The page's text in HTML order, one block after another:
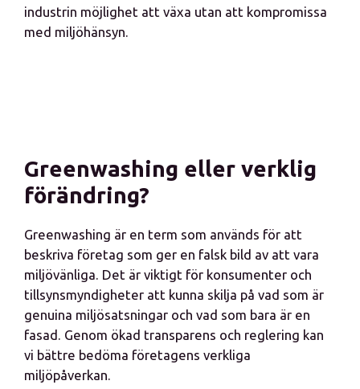
industrin möjlighet att växa utan att kompromissa
med miljöhänsyn.
Greenwashing eller verklig
förändring?
Greenwashing är en term som används för att
beskriva företag som ger en falsk bild av att vara
miljövänliga. Det är viktigt för konsumenter och
tillsynsmyndigheter att kunna skilja på vad som är
genuina miljösatsningar och vad som bara är en
fasad. Genom ökad transparens och reglering kan
vi bättre bedöma företagens verkliga
miljöpåverkan.